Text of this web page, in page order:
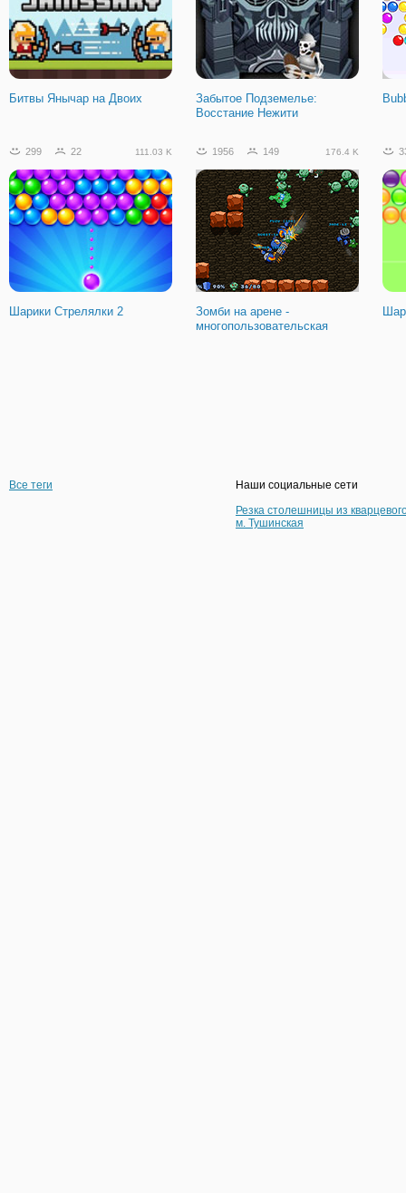
Стикмен: Последний Ниндзя
Битвы Янычар на Двоих
Забытое Подземелье:
Восстание Нежити
299 22 111.03 K
Шарики Стрелялки 2
1956 149 176.4 K
Зомби на арене -
многопользовательская
Все теги
Наши социальные сети
Резка столешницы из
м. Тушинская